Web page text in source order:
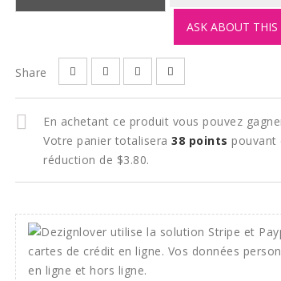
ASK ABOUT
Share
En achetant ce produit vous pouvez
Votre panier totalisera 38 points pouvant
réduction de $3.80.